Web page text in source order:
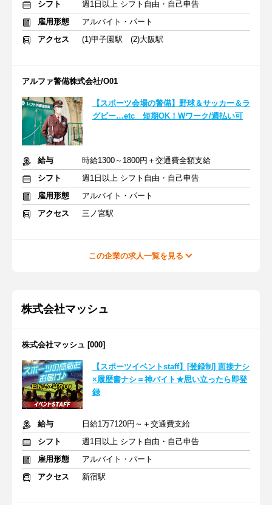
シフト
週1日以上 シフト自由・自己申告
雇用形態
アルバイト・パート
アクセス
(1)甲子園駅 (2)大阪駅
アルファ警備株式会社/O01
【スポーツ会場の警備】野球＆サッカー＆ラ
グビー…etc 短期OK！Wワーク/週払い可
給与
時給1300～1800円＋交通費全額支給
シフト
週1日以上 シフト自由・自己申告
雇用形態
アルバイト・パート
アクセス
三ノ宮駅
この企業の求人一覧を見る
株式会社マッシュ
株式会社マッシュ [000]
【スポーツイベントstaff】[登録制] 面接ナシ
×履歴書ナシ＝神バイト★思い立ったら即登
録
給与
日給1万7120円～＋交通費支給
シフト
週1日以上 シフト自由・自己申告
雇用形態
アルバイト・パート
アクセス
新宿駅